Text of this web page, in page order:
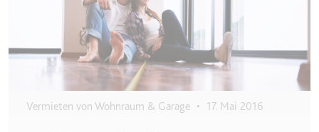
Anbieter:
www.googletagmanager.com
Zweck:
Verfolgt die Konversionsrate
zwischen dem Nutzer und den
Werbebannern auf der Website -
Dies dient der Optimierung der
Relevanz der Werbung auf der
Website.
Vermieten von Wohnraum & Garage • 17. Mai 2016